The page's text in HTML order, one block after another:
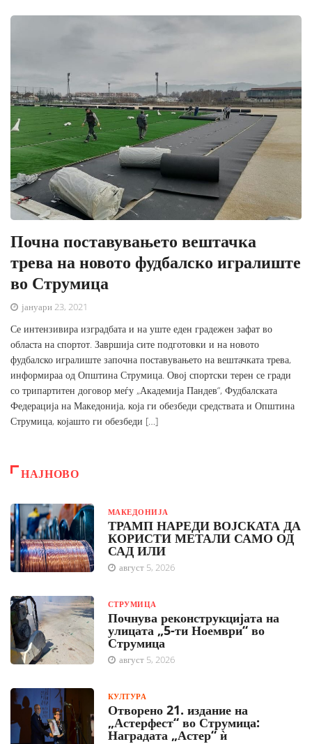
Почна поставувањето вештачка
трева на новото фудбалско игралиште
во Струмица
јануари 23, 2021
Се интензивира изградбата и на уште еден градежен зафат во
областа на спортот. Завршија сите подготовки и на новото
фудбалско игралиште започна поставувањето на вештачката трева,
информираа од Општина Струмица. Овој спортски терен се гради
со трипартитен договор меѓу „Академија Пандев“, Фудбалската
Федерација на Македонија, која ги обезбеди средствата и Општина
Струмица, којашто ги обезбеди […]
НАЈНОВО
МАКЕДОНИЈА
ТРАМП НАРЕДИ ВОЈСКАТА ДА
КОРИСТИ МЕТАЛИ САМО ОД
САД ИЛИ
август 5, 2026
СТРУМИЦА
Почнува реконструкцијата на
улицата „5-ти Ноември“ во
Струмица
август 5, 2026
КУЛТУРА
Отворено 21. издание на
„Астерфест“ во Струмица:
Наградата „Астер“ ѝ